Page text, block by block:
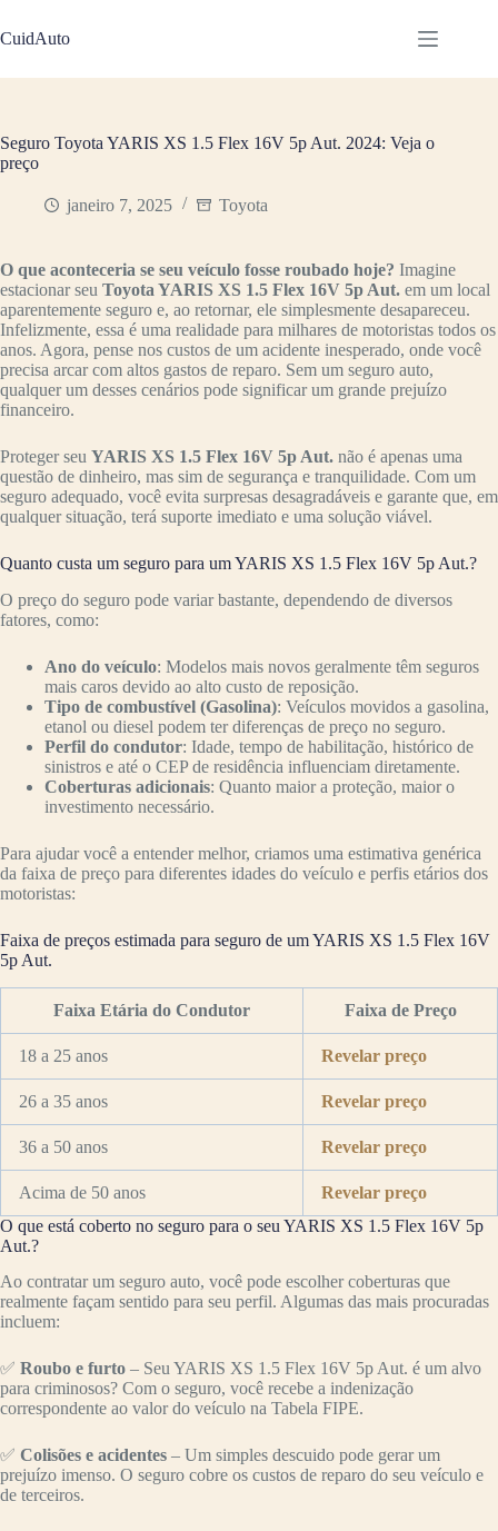
para
o
CuidAuto
Seguro Toyota YARIS XS 1.5 Flex 16V 5p Aut. 2024: Veja o
preço
janeiro 7, 2025 Toyota
O que aconteceria se seu veículo fosse roubado hoje? Imagine
estacionar seu Toyota YARIS XS 1.5 Flex 16V 5p Aut. em um local
aparentemente seguro e, ao retornar, ele simplesmente desapareceu.
Infelizmente, essa é uma realidade para milhares de motoristas todos os
anos. Agora, pense nos custos de um acidente inesperado, onde você
precisa arcar com altos gastos de reparo. Sem um seguro auto,
qualquer um desses cenários pode significar um grande prejuízo
financeiro.
Proteger seu YARIS XS 1.5 Flex 16V 5p Aut. não é apenas uma
questão de dinheiro, mas sim de segurança e tranquilidade. Com um
seguro adequado, você evita surpresas desagradáveis e garante que, em
qualquer situação, terá suporte imediato e uma solução viável.
Quanto custa um seguro para um YARIS XS 1.5 Flex 16V 5p Aut.?
O preço do seguro pode variar bastante, dependendo de diversos
fatores, como:
Ano do veículo: Modelos mais novos geralmente têm seguros
mais caros devido ao alto custo de reposição.
Tipo de combustível (Gasolina): Veículos movidos a gasolina,
etanol ou diesel podem ter diferenças de preço no seguro.
Perfil do condutor: Idade, tempo de habilitação, histórico de
sinistros e até o CEP de residência influenciam diretamente.
Coberturas adicionais: Quanto maior a proteção, maior o
investimento necessário.
Para ajudar você a entender melhor, criamos uma estimativa genérica
da faixa de preço para diferentes idades do veículo e perfis etários dos
motoristas:
Faixa de preços estimada para seguro de um YARIS XS 1.5 Flex 16V
5p Aut.
Faixa Etária do Condutor Faixa de Preço
18 a 25 anos Revelar preço
26 a 35 anos Revelar preço
36 a 50 anos Revelar preço
Acima de 50 anos
Revelar preço
O que está coberto no seguro para o seu YARIS XS 1.5 Flex 16V 5p
Aut.?
Ao contratar um seguro auto, você pode escolher coberturas que
realmente façam sentido para seu perfil. Algumas das mais procuradas
incluem:
✅ Roubo e furto – Seu YARIS XS 1.5 Flex 16V 5p Aut. é um alvo
para criminosos? Com o seguro, você recebe a indenização
correspondente ao valor do veículo na Tabela FIPE.
✅ Colisões e acidentes – Um simples descuido pode gerar um
prejuízo imenso. O seguro cobre os custos de reparo do seu veículo e
de terceiros.